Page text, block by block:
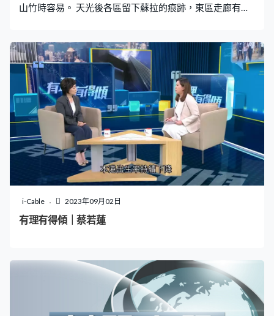
山竹時容易。 天光後各區留下蘇拉的痕跡，東區走廊有塌
免。大批工人鋸開樹木加緊清理，有承辦商由大欖向美孚
沿路清理。李先生：「上次山竹多些樹，今次比較易清
理、不是太密集，沿路看到都可以，沒有太阻路。」 金鐘
同樣處處塌樹；旺角有商舖整幅圍板倒塌，跌在行人路，
支架半天吊；堅尼地城有天台組合屋從25樓吹落地面，扭
曲變形、壓毀私家車。城大一座教學大樓外的棚架幾乎整
幅倒塌，幸好無人受傷，經過都要小心。
i-Cable 2023年09月02日
有理有得傾｜蔡若蓮